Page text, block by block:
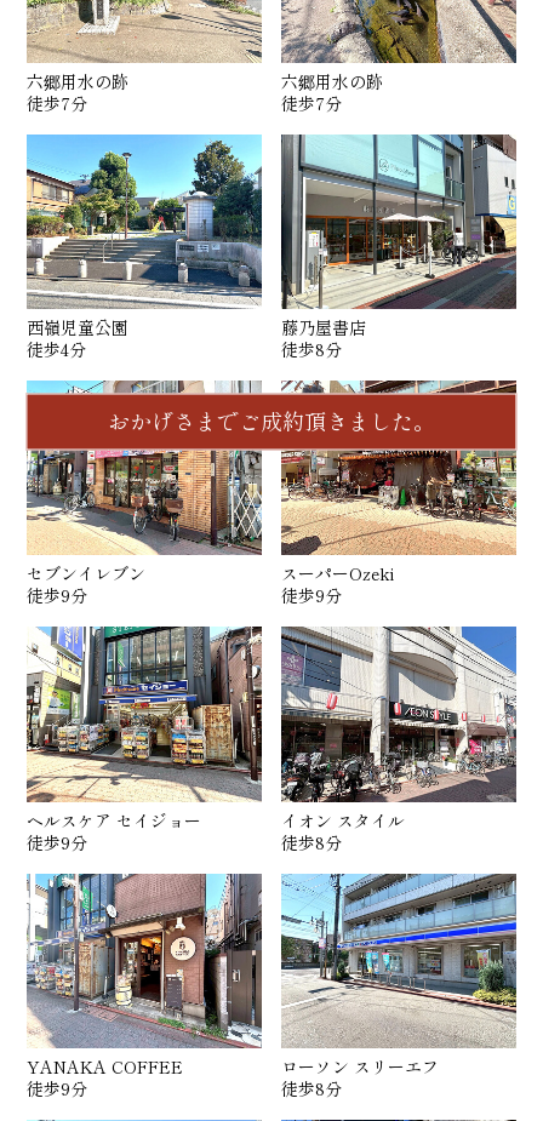
おかげさまでご成約頂きました。
六郷用水の跡
徒歩7分
六郷用水の跡
徒歩7分
西嶺児童公園
徒歩4分
藤乃屋書店
徒歩8分
セブンイレブン
徒歩9分
スーパーOzeki
徒歩9分
ヘルスケア セイジョー
徒歩9分
イオン スタイル
徒歩8分
YANAKA COFFEE
徒歩9分
ローソン スリーエフ
徒歩8分